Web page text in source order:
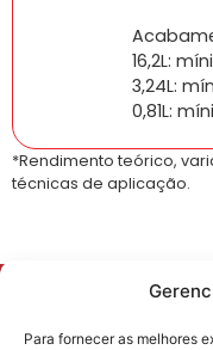
Para fornecer as melhores
16,2L:
3,24L:
0,81L:
*Rendimento teórico,
técnicas de aplicação.